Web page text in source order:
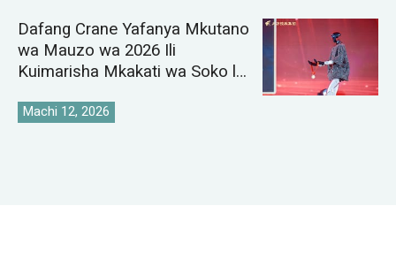
Dafang Crane Yafanya Mkutano
wa Mauzo wa 2026 Ili
Kuimarisha Mkakati wa Soko la
Machi 12, 2026